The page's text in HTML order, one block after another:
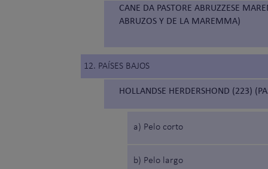
CANE DA PASTORE ABRUZZESE
ABRUZOS Y DE LA MAREMMA)
12. PAÍSES BAJOS
HOLLANDSE HERDERSHOND (223)
a) Pelo corto
b) Pelo largo